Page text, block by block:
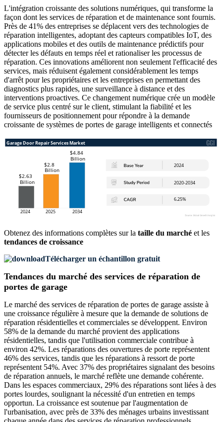
L'intégration croissante des solutions numériques, qui transforme la
façon dont les services de réparation et de maintenance sont fournis.
Près de 41% des entreprises se déplacent vers des technologies de
réparation intelligentes, adoptant des capteurs compatibles IoT, des
applications mobiles et des outils de maintenance prédictifs pour
détecter les défauts en temps réel et rationaliser les processus de
réparation. Ces innovations améliorent non seulement l'efficacité des
services, mais réduisent également considérablement les temps
d'arrêt pour les propriétaires et les entreprises en permettant des
diagnostics plus rapides, une surveillance à distance et des
interventions proactives. Ce changement numérique crée un modèle
de service plus centré sur le client, stimulant la fiabilité et les
fournisseurs de positionnement pour répondre à la demande
croissante de systèmes de portes de garage intelligents et connectés
Obtenez des informations complètes sur la taille du marché et les
tendances de croissance
Télécharger un échantillon gratuit
Tendances du marché des services de réparation de
portes de garage
Le marché des services de réparation de portes de garage assiste à
une croissance régulière à mesure que la demande de solutions de
réparation résidentielles et commerciales se développent. Environ
58% de la demande du marché provient des applications
résidentielles, tandis que l'utilisation commerciale contribue à
environ 42%. Les réparations des ouvertures de porte représentent
46% des services, tandis que les réparations à ressort de porte
représentent 54%. Avec 37% des propriétaires signalant des besoins
de réparation annuels, le marché reflète une demande cohérente.
Dans les espaces commerciaux, 29% des réparations sont liées à des
portes lourdes, soulignant la nécessité d'un entretien en temps
opportun. La croissance est soutenue par l'augmentation de
l'urbanisation, avec près de 33% des ménages urbains investissant